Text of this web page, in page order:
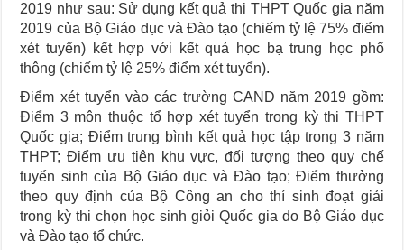
2019 như sau: Sử dụng kết quả thi THPT Quốc gia năm
2019 của Bộ Giáo dục và Đào tạo (chiếm tỷ lệ 75% điểm
xét tuyển) kết hợp với kết quả học bạ trung học phổ
thông (chiếm tỷ lệ 25% điểm xét tuyển).
Điểm xét tuyển vào các trường CAND năm 2019 gồm:
Điểm 3 môn thuộc tổ hợp xét tuyển trong kỳ thi THPT
Quốc gia; Điểm trung bình kết quả học tập trong 3 năm
THPT; Điểm ưu tiên khu vực, đối tượng theo quy chế
tuyển sinh của Bộ Giáo dục và Đào tạo; Điểm thưởng
theo quy định của Bộ Công an cho thí sinh đoạt giải
trong kỳ thi chọn học sinh giỏi Quốc gia do Bộ Giáo dục
và Đào tạo tổ chức.